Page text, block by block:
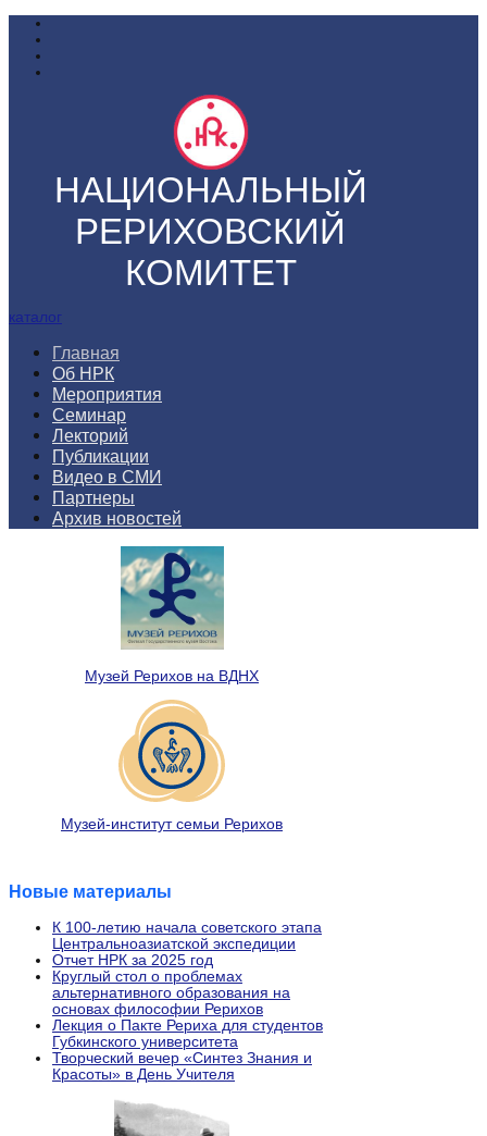
НАЦИОНАЛЬНЫЙ
РЕРИХОВСКИЙ
КОМИТЕТ
каталог
Главная
Об НРК
Мероприятия
Семинар
Лекторий
Публикации
Видео в СМИ
Партнеры
Архив новостей
Музей Рерихов на ВДНХ
Музей-институт семьи Рерихов
Новые материалы
К 100-летию начала советского этапа
Центральноазиатской экспедиции
Отчет НРК за 2025 год
Круглый стол о проблемах
альтернативного образования на
основах философии Рерихов
Лекция о Пакте Рериха для студентов
Губкинского университета
Творческий вечер «Синтез Знания и
Красоты» в День Учителя